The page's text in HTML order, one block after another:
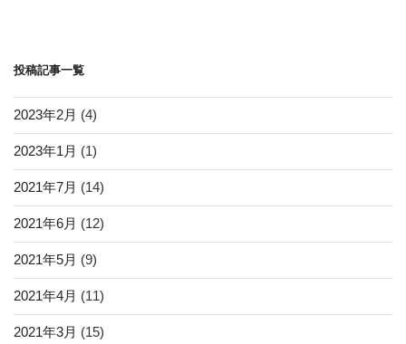
投稿記事一覧
2023年2月 (4)
2023年1月 (1)
2021年7月 (14)
2021年6月 (12)
2021年5月 (9)
2021年4月 (11)
2021年3月 (15)